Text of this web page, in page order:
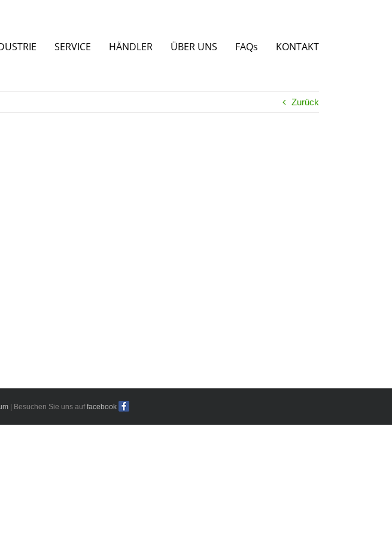
SERVICE HÄNDLER ÜBER UNS FAQs KONTAKT
Zurück
| Besuchen Sie uns auffacebook